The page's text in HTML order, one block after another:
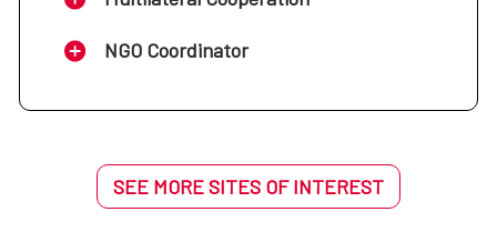
NGO Coordinator
SEE MORE SITES OF INTEREST